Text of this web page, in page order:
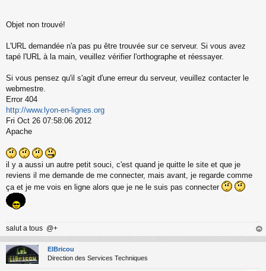
n
Objet non trouvé!
L'URL demandée n'a pas pu être trouvée sur ce serveur. Si vous avez
tapé l'URL à la main, veuillez vérifier l'orthographe et réessayer.
Si vous pensez qu'il s'agit d'une erreur du serveur, veuillez contacter le
webmestre.
Error 404
http://www.lyon-en-lignes.org
Fri Oct 26 07:58:06 2012
Apache
il y a aussi un autre petit souci, c'est quand je quitte le site et que je
reviens il me demande de me connecter, mais avant, je regarde comme
ça et je me vois en ligne alors que je ne le suis pas connecter
salut a tous @+
au
ElBricou
Direction des Services Techniques